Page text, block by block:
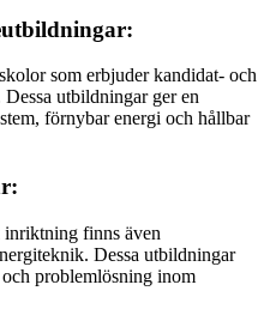
som erbjuder kandidat- och
utbildningar ger en
förnybar energi och hållbar
finns även
Dessa utbildningar
problemlösning inom